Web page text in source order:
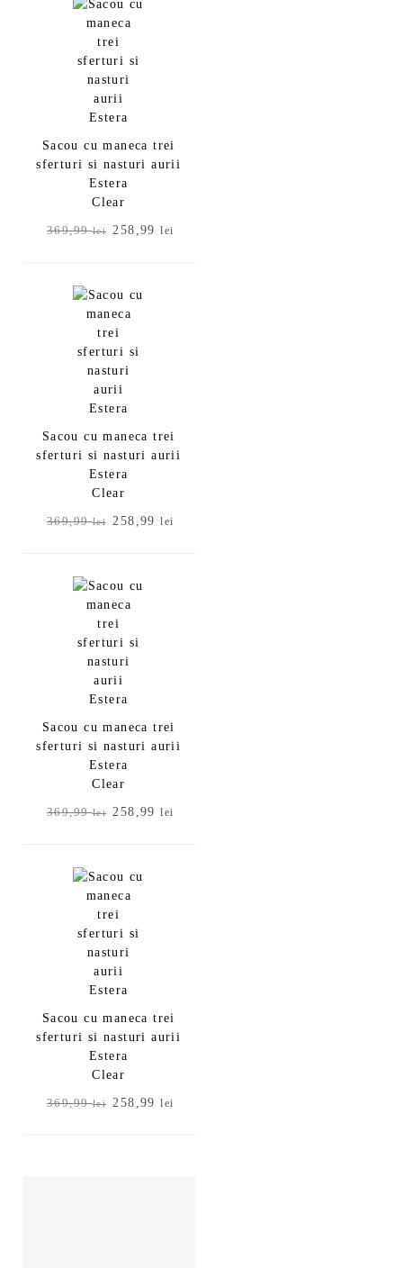
Sacou cu maneca trei
sferturi si nasturi aurii
Estera
Clear
369,99lei
Prețul
a
258,99lei
este:
Sacou cu maneca trei
sferturi si nasturi aurii
Estera
Clear
369,99lei
Prețul
a
258,99lei
este:
Sacou cu maneca trei
sferturi si nasturi aurii
Estera
Clear
369,99lei
Prețul
a
258,99lei
este:
Sacou cu maneca trei
sferturi si nasturi aurii
Estera
Clear
369,99lei
Prețul
a
258,99lei
este: